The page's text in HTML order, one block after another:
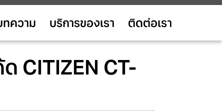
ทความ บริการของเรา ติดต่อเรา
CITIZEN CT-